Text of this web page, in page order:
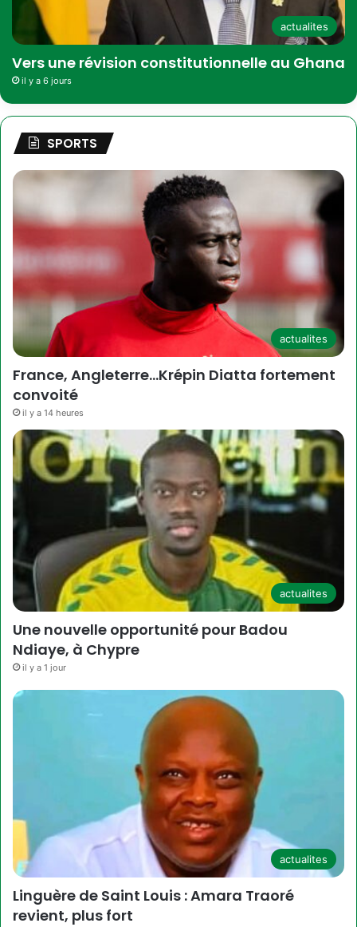
actualites
Vers une révision constitutionnelle au Ghana
il y a 6 jours
SPORTS
actualites
France, Angleterre…Krépin Diatta fortement
convoité
il y a 14 heures
actualites
Une nouvelle opportunité pour Badou
Ndiaye, à Chypre
il y a 1 jour
actualites
Linguère de Saint Louis : Amara Traoré
revient, plus fort